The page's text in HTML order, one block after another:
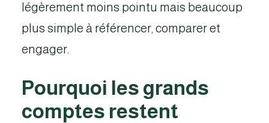
légèrement moins pointu mais beaucoup
plus simple à référencer, comparer et
engager.
Pourquoi les grands
comptes restent